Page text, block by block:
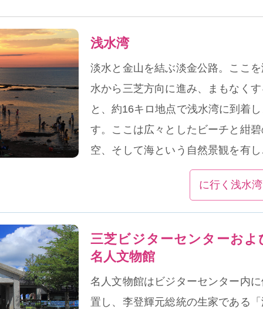
浅水湾
淡水と金山を結ぶ淡金公路。ここを
水から三芝方向に進み、まもなくす
と、約16キロ地点で浅水湾に到着し
す。ここは広々としたビーチと紺
空、そして海という自然景観を有し
おり、北海岸の夏における重要な
ャースポットになっています。
に行く浅水湾
三芝ビジターセンターおよ
名人文物館
名人文物館はビジターセンター内に
置し、李登輝元総統の生家である